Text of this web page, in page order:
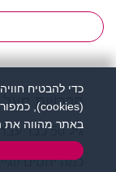
הכרויות מעל
גיל 50
חדשה ומרעננת
כמה יחסים
כדי להבטיח
(cookies), כמפורט בעמוד
באתר מהווה את